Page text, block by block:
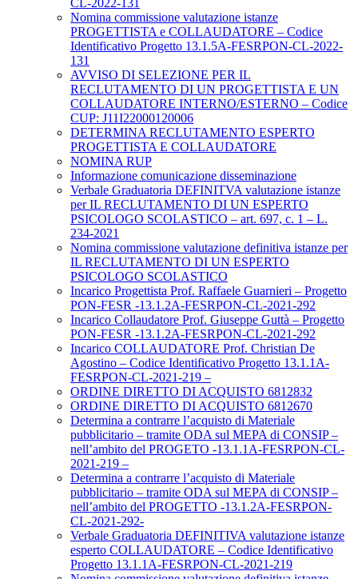
CL-2022-131
Nomina commissione valutazione istanze
PROGETTISTA e COLLAUDATORE – Codice
Identificativo Progetto 13.1.5A-FESRPON-CL-2022-
131
AVVISO DI SELEZIONE PER IL
RECLUTAMENTO DI UN PROGETTISTA E UN
COLLAUDATORE INTERNO/ESTERNO – Codice
CUP: J11I22000120006
DETERMINA RECLUTAMENTO ESPERTO
PROGETTISTA E COLLAUDATORE
NOMINA RUP
Informazione comunicazione disseminazione
Verbale Graduatoria DEFINITVA valutazione istanze
per IL RECLUTAMENTO DI UN ESPERTO
PSICOLOGO SCOLASTICO – art. 697, c. 1 – L.
234-2021
Nomina commissione valutazione definitiva istanze per
IL RECLUTAMENTO DI UN ESPERTO
PSICOLOGO SCOLASTICO
Incarico Progettista Prof. Raffaele Guarnieri – Progetto
PON-FESR -13.1.2A-FESRPON-CL-2021-292
Incarico Collaudatore Prof. Giuseppe Guttà – Progetto
PON-FESR -13.1.2A-FESRPON-CL-2021-292
Incarico COLLAUDATORE Prof. Christian De
Agostino – Codice Identificativo Progetto 13.1.1A-
FESRPON-CL-2021-219 –
ORDINE DIRETTO DI ACQUISTO 6812832
ORDINE DIRETTO DI ACQUISTO 6812670
Determina a contrarre l’acquisto di Materiale
pubblicitario – tramite ODA sul MEPA di CONSIP –
nell’ambito del PROGETO -13.1.1A-FESRPON-CL-
2021-219 –
Determina a contrarre l’acquisto di Materiale
pubblicitario – tramite ODA sul MEPA di CONSIP –
nell’ambito del PROGETTO -13.1.2A-FESRPON-
CL-2021-292-
Verbale Graduatoria DEFINITIVA valutazione istanze
esperto COLLAUDATORE – Codice Identificativo
Progetto 13.1.1A-FESRPON-CL-2021-219